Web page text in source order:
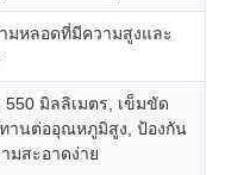
มหลอดที่มีความสูงและ
550 มิลลิเมตร, เข็มขัด
านต่ออุณหภูมิสูง, ป้องกัน
มสะอาดง่าย